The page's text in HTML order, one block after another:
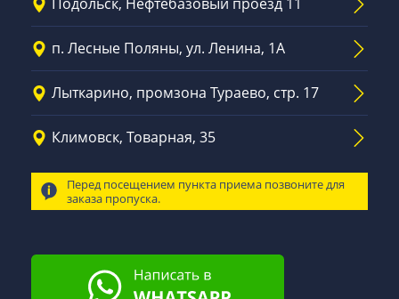
п. Лесные Поляны, ул. Ленина, 1А
Лыткарино, промзона Тураево, стр. 17
Климовск, Товарная, 35
Перед посещением пункта приема позвоните для
заказа пропуска.